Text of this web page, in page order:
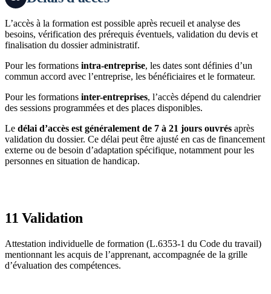
L’accès à la formation est possible après recueil et analyse des
besoins, vérification des prérequis éventuels, validation du devis et
finalisation du dossier administratif.
Pour les formations intra-entreprise, les dates sont définies d’un
commun accord avec l’entreprise, les bénéficiaires et le formateur.
Pour les formations inter-entreprises, l’accès dépend du calendrier
des sessions programmées et des places disponibles.
Le délai d’accès est généralement de 7 à 21 jours ouvrés après
validation du dossier. Ce délai peut être ajusté en cas de financement
externe ou de besoin d’adaptation spécifique, notamment pour les
personnes en situation de handicap.
11 Validation
Attestation individuelle de formation (L.6353-1 du Code du travail)
mentionnant les acquis de l’apprenant, accompagnée de la grille
d’évaluation des compétences.